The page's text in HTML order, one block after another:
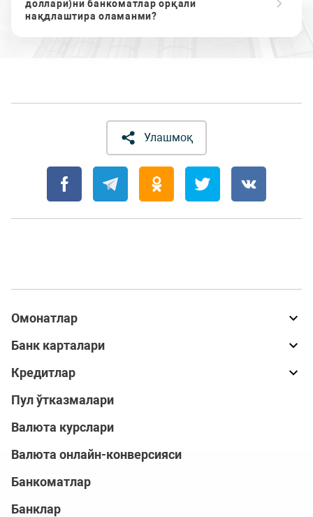
доллари)ни банкоматлар орқали
нақдлаштира оламанми?
Улашмоқ
Омонатлар
Банк карталари
Кредитлар
Пул ўтказмалари
Валюта курслари
Валюта онлайн-конверсияси
Банкоматлар
Банклар